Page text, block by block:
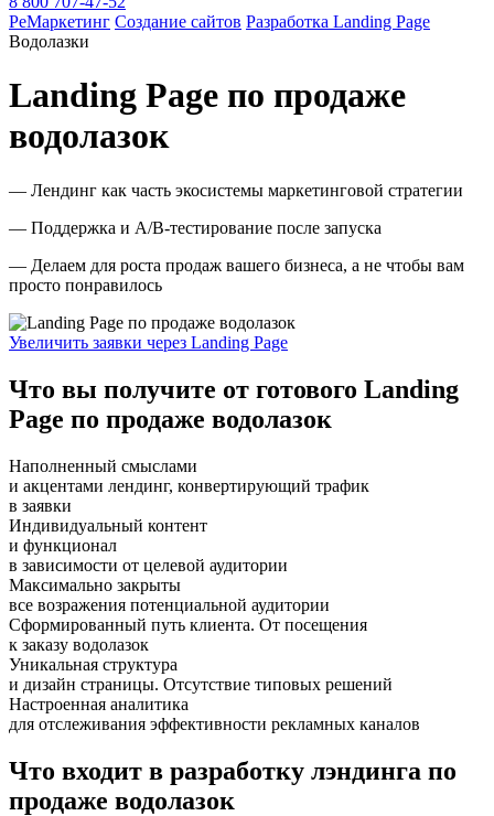
РеМаркетинг Создание сайтов Разработка Landing Page
Водолазки
Landing Page по продаже
водолазок
— Лендинг как часть экосистемы маркетинговой стратегии
— Поддержка и A/B-тестирование после запуска
— Делаем для роста продаж вашего бизнеса, а не чтобы вам
просто понравилось
Увеличить заявки через Landing Page
Что вы получите от готового Landing
Page по продаже водолазок
Наполненный смыслами
и акцентами лендинг, конвертирующий трафик
в заявки
Индивидуальный контент
и функционал
в зависимости от целевой аудитории
Максимально закрыты
все возражения потенциальной аудитории
Сформированный путь клиента. От посещения
к заказу водолазок
Уникальная структура
и дизайн страницы. Отсутствие типовых решений
Настроенная аналитика
для отслеживания эффективности рекламных каналов
Что входит в разработку лэндинга по
продаже водолазок